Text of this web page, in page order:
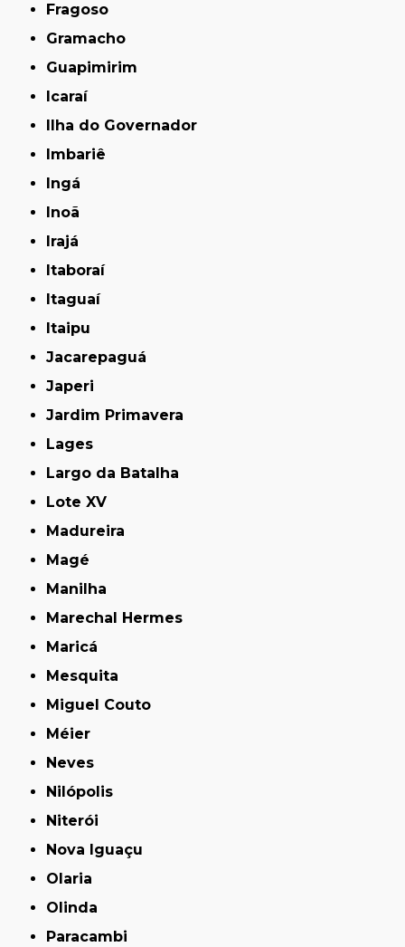
Fragoso
Gramacho
Guapimirim
Icaraí
Ilha do Governador
Imbariê
Ingá
Inoã
Irajá
Itaboraí
Itaguaí
Itaipu
Jacarepaguá
Japeri
Jardim Primavera
Lages
Largo da Batalha
Lote XV
Madureira
Magé
Manilha
Marechal Hermes
Maricá
Mesquita
Miguel Couto
Méier
Neves
Nilópolis
Niterói
Nova Iguaçu
Olaria
Olinda
Paracambi